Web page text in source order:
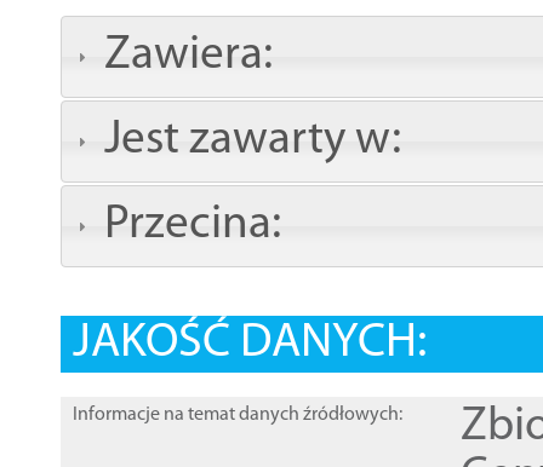
Zawiera:
Jest zawarty w:
Przecina:
JAKOŚĆ DANYCH:
Informacje na temat danych źródłowych: